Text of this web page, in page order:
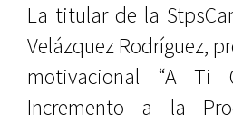
La titular de la
Velázquez Rodríguez,
motivacional “A Ti
Incremento a la